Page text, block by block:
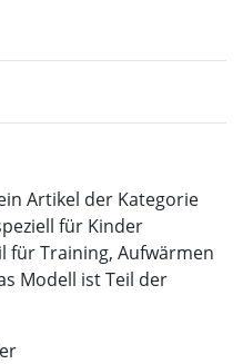
Artikel der Kategorie
für Kinder
für Training, Aufwärmen
Modell ist Teil der